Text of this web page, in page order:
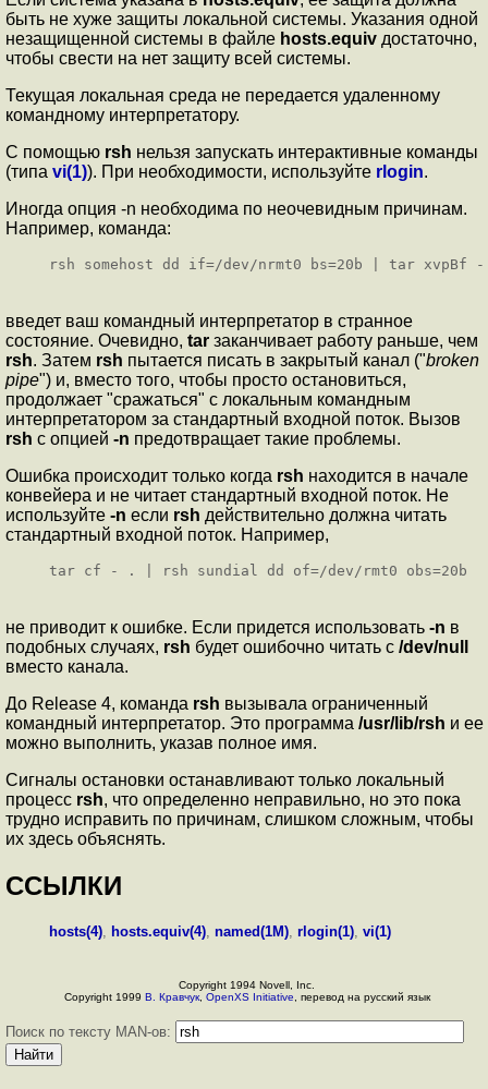
быть не хуже защиты локальной системы. Указания одной
незащищенной системы в файле hosts.equiv достаточно,
чтобы свести на нет защиту всей системы.
Текущая локальная среда не передается удаленному
командному интерпретатору.
С помощью rsh нельзя запускать интерактивные команды
(типа vi(1)). При необходимости, используйте rlogin.
Иногда опция -n необходима по неочевидным причинам.
Например, команда:
rsh somehost dd if=/dev/nrmt0 bs=20b | tar xvpBf -
введет ваш командный интерпретатор в странное
состояние. Очевидно, tar заканчивает работу раньше, чем
rsh. Затем rsh пытается писать в закрытый канал ("broken
pipe") и, вместо того, чтобы просто остановиться,
продолжает "сражаться" с локальным командным
интерпретатором за стандартный входной поток. Вызов
rsh с опцией -n предотвращает такие проблемы.
Ошибка происходит только когда rsh находится в начале
конвейера и не читает стандартный входной поток. Не
используйте -n если rsh действительно должна читать
стандартный входной поток. Например,
tar cf - . | rsh sundial dd of=/dev/rmt0 obs=20b
не приводит к ошибке. Если придется использовать -n в
подобных случаях, rsh будет ошибочно читать с /dev/null
вместо канала.
До Release 4, команда rsh вызывала ограниченный
командный интерпретатор. Это программа /usr/lib/rsh и ее
можно выполнить, указав полное имя.
Сигналы остановки останавливают только локальный
процесс rsh, что определенно неправильно, но это пока
трудно исправить по причинам, слишком сложным, чтобы
их здесь объяснять.
ССЫЛКИ
hosts(4) hosts.equiv(4) named(1M) rlogin(1) vi(1)
Copyright 1994 Novell, Inc.
Copyright 1999 В. Кравчук, OpenXS Initiative , перевод на русский язык
Поиск по тексту MAN-ов: